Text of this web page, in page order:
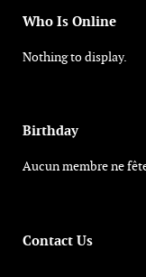
Who Is Online
Nothing to display.
Birthday
Aucun membre ne
Contact Us